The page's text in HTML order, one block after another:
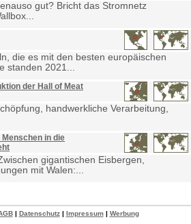
gut? Bricht das Stromnetz
die es mit den besten europäischen
standen 2021...
der Hall of Meat
handwerkliche Verarbeitung,
in die
gigantischen Eisbergen,
mit Walen:...
| Datenschutz| Impressum| Werbung